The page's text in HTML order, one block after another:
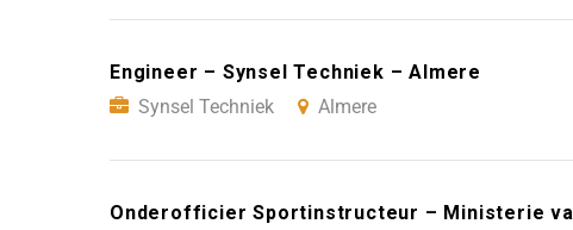
Engineer – Synsel Techniek – Almere
Synsel Techniek
Almere
Onderofficier Sportinstructeur – Ministerie